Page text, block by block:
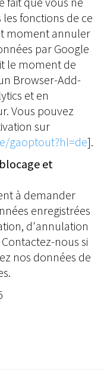
fonctions de ce
moment annuler
par Google
le moment de
Browser-Add-
et en
Vous pouvez
sur
gaoptout?hl=de].
et
à demander
enregistrées
d'annulation
nous si
nos données de